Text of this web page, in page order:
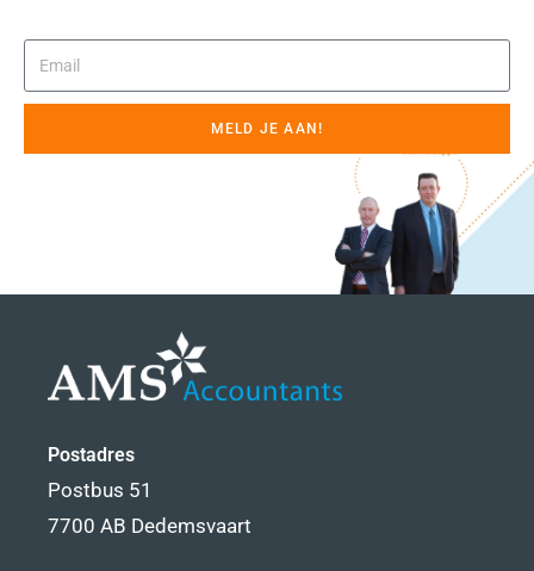
MELD JE AAN!
Postadres
Postbus 51
7700 AB Dedemsvaart